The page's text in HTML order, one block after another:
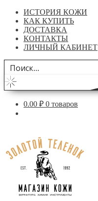
ИСТОРИЯ КОЖИ
КАК КУПИТЬ
ДОСТАВКА
КОНТАКТЫ
ЛИЧНЫЙ КАБИНЕТ
0.00 ₽ 0 товаров
навигации
содержимому